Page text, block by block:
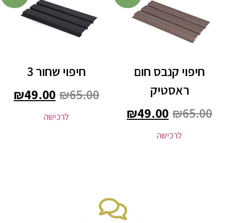
חיפוי קנבס חום
ראסטיק
₪65.00
₪49.00
לרכישה
חיפוי שחור 3
₪65.00
₪49.00
לרכישה